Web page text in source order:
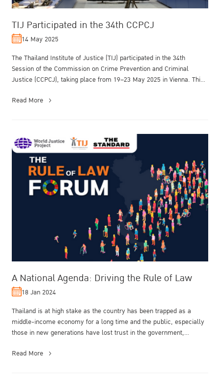
TIJ Participated in the 34th CCPCJ
14 May 2025
The Thailand Institute of Justice (TIJ) participated in the 34th
Session of the Commission on Crime Prevention and Criminal
Justice (CCPCJ), taking place from 19–23 May 2025 in Vienna. This
Read More
A National Agenda: Driving the Rule of Law
18 Jan 2024
Thailand is at high stake as the country has been trapped as a
middle-income economy for a long time and the public, especially
those in new generations have lost trust in the government,
Read More